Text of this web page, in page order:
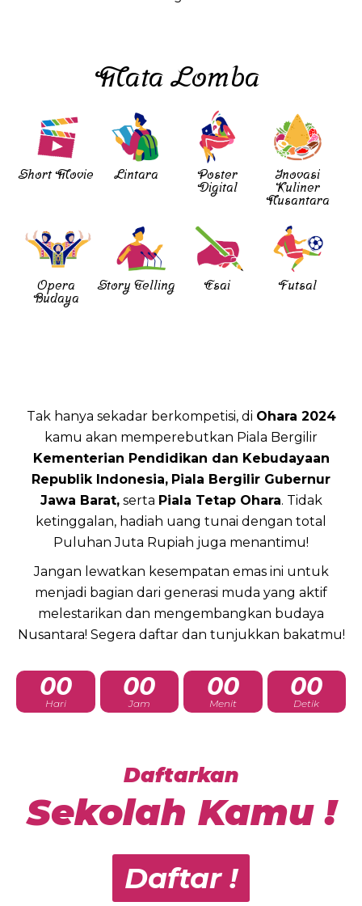
Mata Lomba
Short Movie Lintara
Poster
Digital
Inovasi
Kuliner
Nusantara
Opera
Budaya
Story Telling Esai Futsal
Tak hanya sekadar berkompetisi, di Ohara 2024
kamu akan memperebutkan Piala Bergilir
Kementerian Pendidikan dan Kebudayaan
Republik Indonesia, Piala Bergilir Gubernur
Jawa Barat,serta Piala Tetap Ohara. Tidak
ketinggalan, hadiah uang tunai dengan total
Puluhan Juta Rupiah juga menantimu!
Jangan lewatkan kesempatan emas ini untuk
menjadi bagian dari generasi muda yang aktif
melestarikan dan mengembangkan budaya
Nusantara! Segera daftar dan tunjukkan bakatmu!
00
Hari
00
Jam
00
Menit
00
Detik
Daftarkan
Sekolah Kamu !
Daftar !